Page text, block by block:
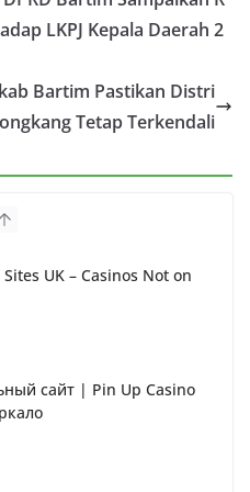
LKPJ Kepala Daerah 2
Bartim Pastikan Distri
Tetap Terkendali
UK – Casinos Not on
сайт | Pin Up Casino